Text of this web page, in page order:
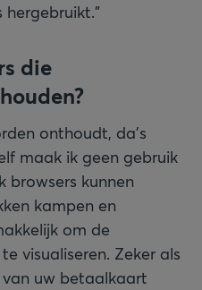
hergebruikt.”
die
onthoudt, da’s
maak ik geen gebruik
browsers kunnen
kampen en
om de
visualiseren. Zeker als
uw betaalkaart